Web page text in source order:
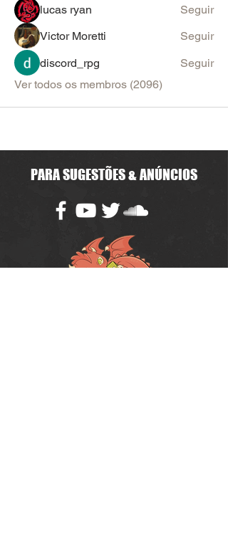
lucas ryan
Seguir
Victor Moretti
Seguir
discord_rpg
Seguir
Ver todos os membros (2096)
PARA SUGESTÕES & ANÚNCIOS